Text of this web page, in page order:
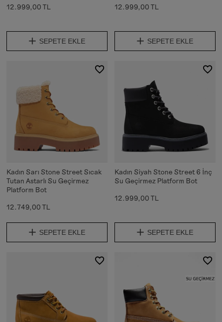
12.999,00 TL
SEPETE EKLE
12.999,00 TL
SEPETE EKLE
Kadın Sarı Stone Street Sıcak
Tutan Astarlı Su Geçirmez
Platform Bot
12.749,00 TL
SEPETE EKLE
Kadın Siyah Stone Street 6 İnç
Su Geçirmez Platform Bot
12.999,00 TL
SEPETE EKLE